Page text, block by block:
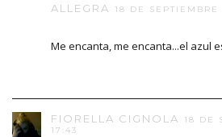
ALLEGRA 18 DE
Me encanta, me encanta...el azul
FIORELLA CIGNOLA
18 DE
17:43